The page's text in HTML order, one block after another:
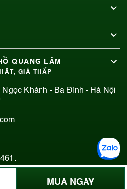
MUA NGAY
QUANG LÂM
GIÁ THẤP
Khánh - Ba Đình - Hà Nội
Đồng Hồ Quang Lâm.